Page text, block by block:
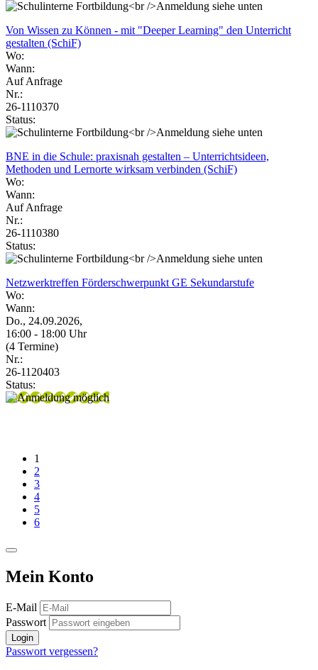
Von Wissen zu Können - mit "Deeper Learning" den Unterricht
gestalten (SchiF)
Wo:
Wann:
Auf Anfrage
Nr.:
26-1110370
Status:
BNE in die Schule: praxisnah gestalten – Unterrichtsideen,
Methoden und Lernorte wirksam verbinden (SchiF)
Wo:
Wann:
Auf Anfrage
Nr.:
26-1110380
Status:
Netzwerktreffen Förderschwerpunkt GE Sekundarstufe
Wo:
Wann:
Do., 24.09.2026,
16:00 - 18:00 Uhr
(4 Termine)
Nr.:
26-1120403
Status:
1
2
3
4
5
6
Mein Konto
E-Mail
Passwort
Login
Passwort vergessen?